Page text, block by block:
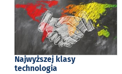
Najwyższej klasy
technologia